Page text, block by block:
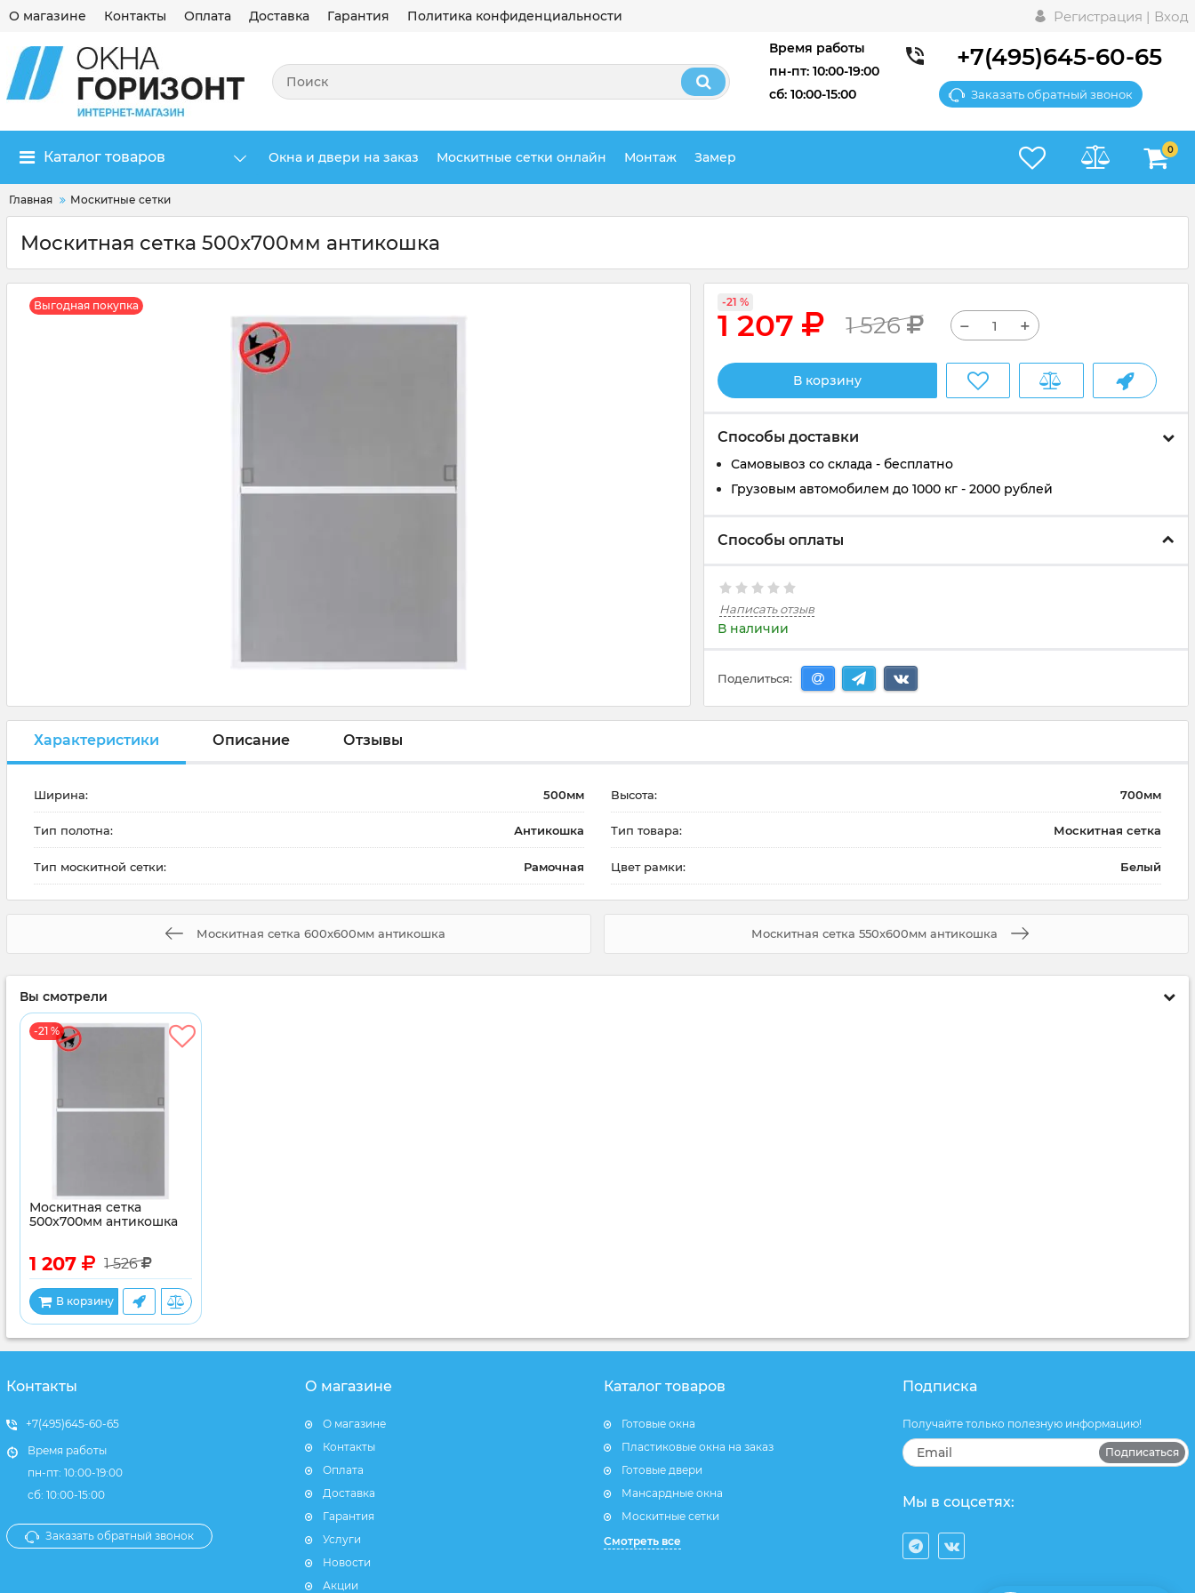
О магазине Контакты Оплата Доставка Гарантия Политика конфиденциальности Регистрация | Вход
Время работы
пн-пт: 10:00-19:00
сб: 10:00-15:00
+7(495)645-60-65
Заказать обратный звонок
Каталог товаров Окна и двери на заказ Москитные сетки онлайн Монтаж Замер 0
Главная Москитные сетки
Москитная сетка 500x700мм антикошка
Выгодная покупка
1 207 1 526
-21 %
− +
В корзину
Способы доставки
Самовывоз со склада - бесплатно
Грузовым автомобилем до 1000 кг - 2000 рублей
Способы оплаты
Написать отзыв
В наличии
Поделиться:
Характеристики Описание Отзывы
Ширина: 500мм Высота: 700мм
Тип полотна: Антикошка Тип товара: Москитная сетка
Тип москитной сетки: Рамочная Цвет рамки: Белый
Москитная сетка 600x600мм антикошка Москитная сетка 550x600мм антикошка
Вы смотрели
-21 %
Москитная сетка
500x700мм антикошка
1 207 1 526
В корзину
Контакты
+7(495)645-60-65
Время работы
пн-пт: 10:00-19:00
сб: 10:00-15:00
Заказать обратный звонок
О магазине
О магазине
Контакты
Оплата
Доставка
Гарантия
Услуги
Новости
Акции
Каталог товаров
Готовые окна
Пластиковые окна на заказ
Готовые двери
Мансардные окна
Москитные сетки
Смотреть все
Подписка
Получайте только полезную информацию!
Подписаться
Мы в соцсетях: